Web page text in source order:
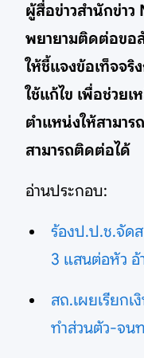
ผู้สื่อข่าวสำนักข่าว
พยายามติดต่อขอ
ให้ชี้แจงข้อเท็จจ
ใช้แก้ไข เพื่อช่วย
ตำแหน่งให้สามา
สามารถติดต่อได้
อ่านประกอบ:
ร้องป.ป.ช.จัด
3 แสนต่อหัว อ้
สถ.เผยเรียก
ทำส่วนตัว-จน